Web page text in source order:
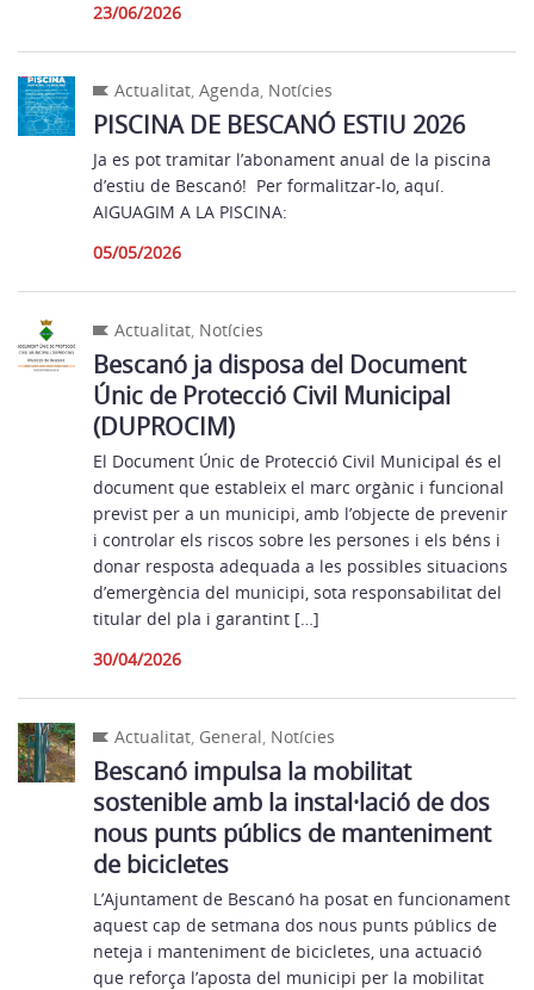
23/06/2026
Actualitat,Agenda, Notícies
PISCINA DE BESCANÓ ESTIU 2026
Ja es pot tramitar l’abonament anual de la piscina
d’estiu de Bescanó! Per formalitzar-lo, aquí.
AIGUAGIM A LA PISCINA:
05/05/2026
Actualitat, Notícies
Bescanó ja disposa del Document
Únic de Protecció Civil Municipal
(DUPROCIM)
El Document Únic de Protecció Civil Municipal és el
document que estableix el marc orgànic i funcional
previst per a un municipi, amb l’objecte de prevenir
i controlar els riscos sobre les persones i els béns i
donar resposta adequada a les possibles situacions
d’emergència del municipi, sota responsabilitat del
titular del pla i garantint […]
30/04/2026
Actualitat, General, Notícies
Bescanó impulsa la mobilitat
sostenible amb la instal·lació de dos
nous punts públics de manteniment
de bicicletes
L’Ajuntament de Bescanó ha posat en funcionament
aquest cap de setmana dos nous punts públics de
neteja i manteniment de bicicletes, una actuació
que reforça l’aposta del municipi per la mobilitat